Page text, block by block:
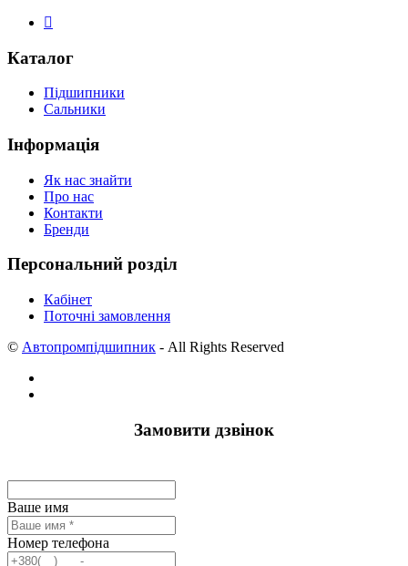
Каталог
Підшипники
Сальники
Інформація
Як нас знайти
Про нас
Контакти
Бренди
Персональний розділ
Кабінет
Поточні замовлення
© Автопромпідшипник - All Rights Reserved
Замовити дзвінок
Ваше имя
Номер телефона